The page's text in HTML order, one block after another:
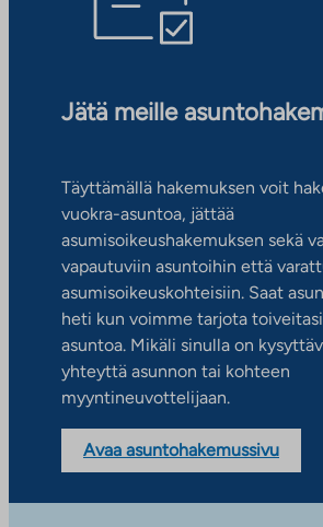
Jätä meille
Täyttämällä hakemuksen voit
vuokra-asuntoa, jättää
asumisoikeushakemuksen sekä
vapautuviin asuntoihin että
asumisoikeuskohteisiin. Saat
heti kun voimme tarjota toiveitasi
asuntoa. Mikäli sinulla on
yhteyttä asunnon tai kohteen
myyntineuvottelijaan.
Avaa asuntohakemussivu